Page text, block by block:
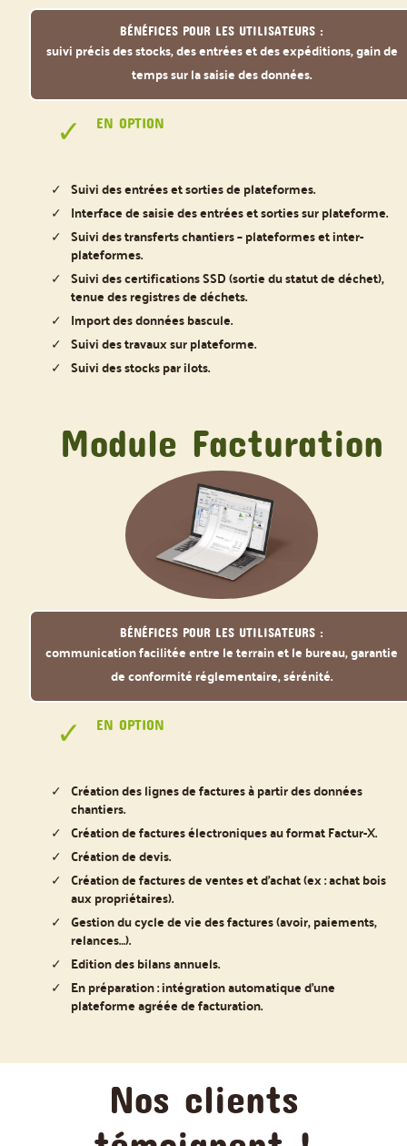
Bénéfices pour les utilisateurs :
suivi précis des stocks, des entrées et des expéditions, gain de
temps sur la saisie des données.
EN OPTION
Suivi des entrées et sorties de plateformes.
Interface de saisie des entrées et sorties sur plateforme.
Suivi des transferts chantiers – plateformes et inter-
plateformes.
Suivi des certifications SSD (sortie du statut de déchet),
tenue des registres de déchets.
Import des données bascule.
Suivi des travaux sur plateforme.
Suivi des stocks par ilots.
Bénéfices pour les utilisateurs :
communication facilitée entre le terrain et le bureau, garantie
de conformité réglementaire, sérénité.
Module Facturation
EN OPTION
Création des lignes de factures à partir des données
chantiers.
Création de factures électroniques au format Factur-X.
Création de devis.
Création de factures de ventes et d’achat (ex : achat bois
aux propriétaires).
Gestion du cycle de vie des factures (avoir, paiements,
relances…).
Edition des bilans annuels.
En préparation : intégration automatique d’une
plateforme agréée de facturation.
Nos clients